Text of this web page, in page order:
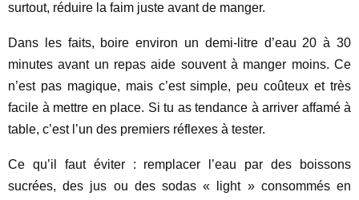
surtout, réduire la faim juste avant de manger.
Dans les faits, boire environ un demi-litre d’eau 20 à 30
minutes avant un repas aide souvent à manger moins. Ce
n’est pas magique, mais c’est simple, peu coûteux et très
facile à mettre en place. Si tu as tendance à arriver affamé à
table, c’est l’un des premiers réflexes à tester.
Ce qu’il faut éviter : remplacer l’eau par des boissons
sucrées, des jus ou des sodas « light » consommés en